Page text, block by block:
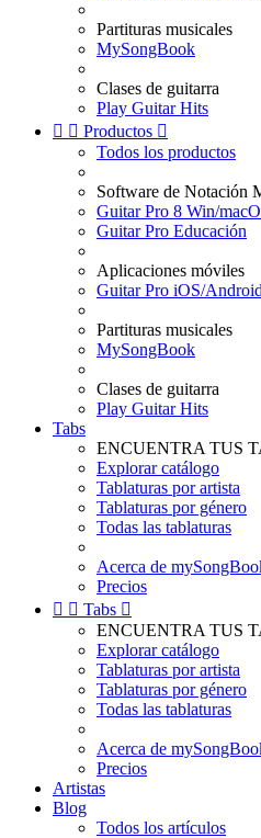
Partituras musicales
MySongBook
Clases de guitarra
Play Guitar Hits
  Productos 
Todos los productos
Software de Notación
Guitar Pro 8 Win/
Guitar Pro Educación
Aplicaciones móviles
Guitar Pro iOS/Android
Partituras musicales
MySongBook
Clases de guitarra
Play Guitar Hits
Tabs
ENCUENTRA TUS
Explorar catálogo
Tablaturas por artista
Tablaturas por género
Todas las tablaturas
Acerca de
Precios
  Tabs 
ENCUENTRA TUS
Explorar catálogo
Tablaturas por artista
Tablaturas por género
Todas las tablaturas
Acerca de
Precios
Artistas
Blog
Todos los artículos